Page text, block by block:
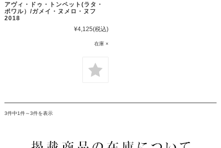
アヴィ・ドゥ・トンペット(ラタ・
ポワル）/ガメイ・ヌメロ・ヌフ
2018
¥4,125(税込)
在庫 ×
3件中1件～3件を表示